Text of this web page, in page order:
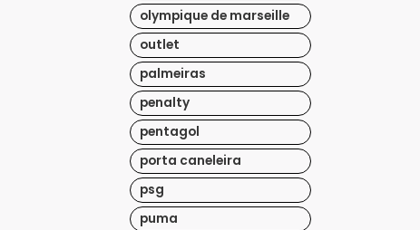
olympique de marseille
outlet
palmeiras
penalty
pentagol
porta caneleira
psg
puma